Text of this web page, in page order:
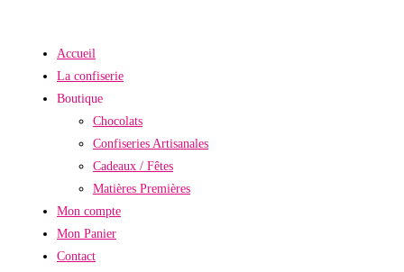
Accueil
La confiserie
Boutique
Chocolats
Confiseries Artisanales
Cadeaux / Fêtes
Matières Premières
Mon compte
Mon Panier
Contact